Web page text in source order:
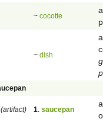
~ cocotte
~ dish
1 saucepan